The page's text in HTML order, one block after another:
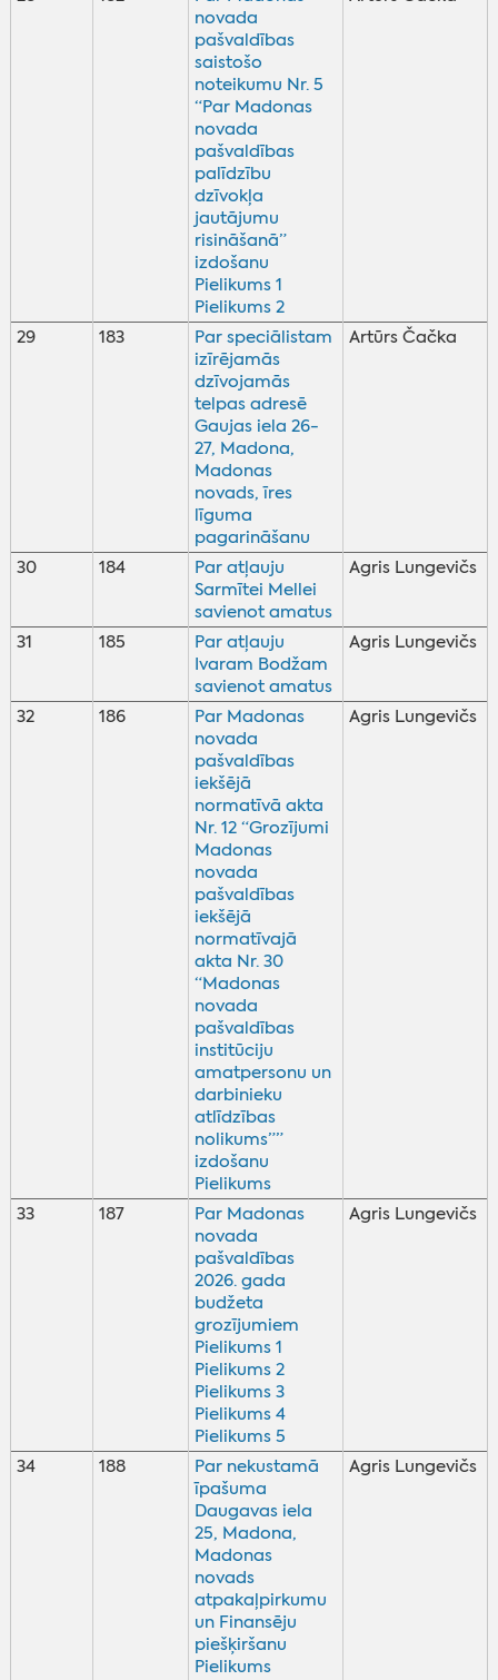
novada
pašvaldības
saistošo
noteikumu Nr. 5
“Par Madonas
novada
pašvaldības
palīdzību
dzīvokļa
jautājumu
risināšanā”
izdošanu
Pielikums 1
Pielikums 2
29 183
Par speciālistam
izīrējamās
dzīvojamās
telpas adresē
Gaujas iela 26-
27, Madona,
Madonas
novads, īres
līguma
pagarināšanu
Artūrs Čačka
30 184
Par atļauju
Sarmītei Mellei
savienot amatus
Agris Lungevičs
31 185
Par atļauju
Ivaram Bodžam
savienot amatus
Agris Lungevičs
32 186
Par Madonas
novada
pašvaldības
iekšējā
normatīvā akta
Nr. 12 “Grozījumi
Madonas
novada
pašvaldības
iekšējā
normatīvajā
akta Nr. 30
“Madonas
novada
pašvaldības
institūciju
amatpersonu un
darbinieku
atlīdzības
nolikums””
izdošanu
Pielikums
Agris Lungevičs
33 187
Par Madonas
novada
pašvaldības
2026. gada
budžeta
grozījumiem
Pielikums 1
Pielikums 2
Pielikums 3
Pielikums 4
Pielikums 5
Agris Lungevičs
34 188
Par nekustamā
īpašuma
Daugavas iela
25, Madona,
Madonas
novads
atpakaļpirkumu
un Finansēju
piešķiršanu
Pielikums
Agris Lungevičs